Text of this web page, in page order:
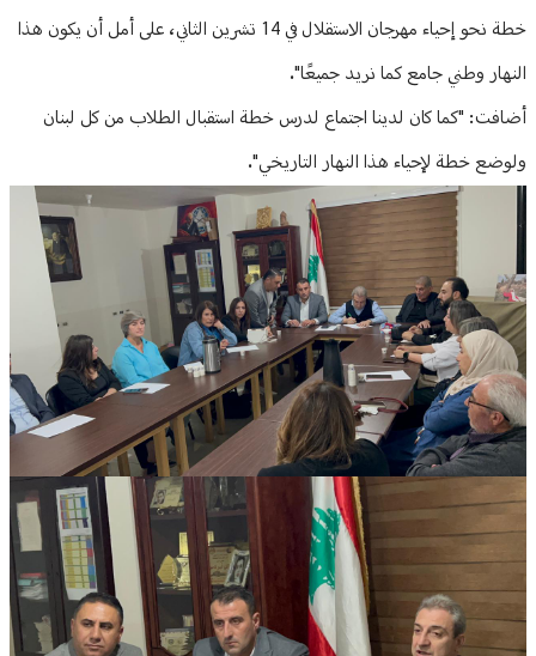
خطة نحو إحياء مهرجان الاستقلال في 14 تشرين الثاني، على أمل أن يكون هذا
النهار وطني جامع كما نريد جميعًا".
أضافت: "كما كان لدينا اجتماع لدرس خطة استقبال الطلاب من كل لبنان
ولوضع خطة لإحياء هذا النهار التاريخي".